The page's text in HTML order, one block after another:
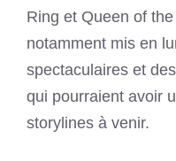
Ring et Queen of
notamment mis en
spectaculaires et
qui pourraient avoir
storylines à venir.